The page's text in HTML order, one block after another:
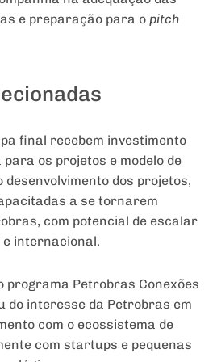
e preparação para o pitch
final recebem investimento
os projetos e modelo de
desenvolvimento dos projetos,
a se tornarem
com potencial de escalar
internacional.
programa Petrobras Conexões
do interesse da Petrobras em
com o ecossistema de
com startups e pequenas